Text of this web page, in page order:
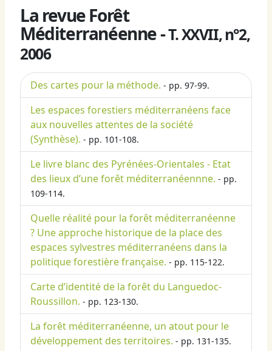
La revue Forêt
Méditerranéenne -T. XXVII, n°2,
2006
Des cartes pour la méthode. - pp. 97-99.
Les espaces forestiers méditerranéens face
aux nouvelles attentes de la société
(Synthèse). - pp. 101-108.
Le livre blanc des Pyrénées-Orientales - Etat
des lieux d’une forêt méditerranéennne. - pp.
109-114.
Quelle réalité pour la forêt méditerranéenne
? Une approche historique de la place des
espaces sylvestres méditerranéens dans la
politique forestière française. - pp. 115-122.
Carte d’identité de la forêt du Languedoc-
Roussillon. - pp. 123-130.
La forêt méditerranéenne, un atout pour le
développement des territoires. - pp. 131-135.